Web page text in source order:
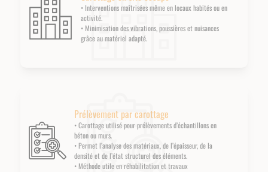
• Interventions maîtrisées même en locaux habités ou en
activité.
• Minimisation des vibrations, poussières et nuisances
grâce au matériel adapté.
Prélèvement par carottage
• Carottage utilisé pour prélèvements d’échantillons en
béton ou murs.
• Permet l’analyse des matériaux, de l’épaisseur, de la
densité et de l’état structurel des éléments.
• Méthode utile en réhabilitation et travaux